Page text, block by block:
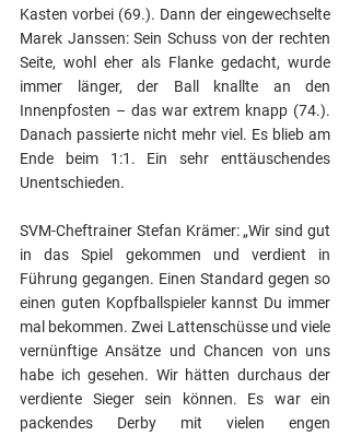
Kasten vorbei (69.). Dann der eingewechselte
Marek Janssen: Sein Schuss von der rechten
Seite, wohl eher als Flanke gedacht, wurde
immer länger, der Ball knallte an den
Innenpfosten – das war extrem knapp (74.).
Danach passierte nicht mehr viel. Es blieb am
Ende beim 1:1. Ein sehr enttäuschendes
Unentschieden.
SVM-Cheftrainer Stefan Krämer: „Wir sind gut
in das Spiel gekommen und verdient in
Führung gegangen. Einen Standard gegen so
einen guten Kopfballspieler kannst Du immer
mal bekommen. Zwei Lattenschüsse und viele
vernünftige Ansätze und Chancen von uns
habe ich gesehen. Wir hätten durchaus der
verdiente Sieger sein können. Es war ein
packendes Derby mit vielen engen